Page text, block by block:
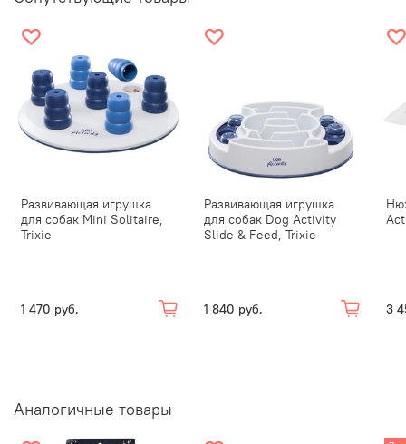
Развивающая игрушка
для собак Mini Solitaire,
Trixie
1 470 руб.
Развивающая игрушка
для собак Dog Activity
Slide & Feed, Trixie
1 840 руб. 3
Аналогичные товары